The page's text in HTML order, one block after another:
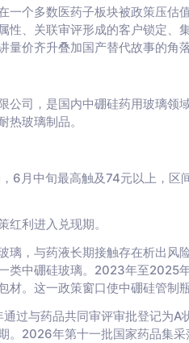
一个多数医药子板块被政策压估
性、关联审评形成的客户锁定、
价齐升叠加国产替代故事的角落
公司，是国内中硼硅药用玻璃领
热玻璃制品。
6月中旬最高触及74元以上，区
利进入兑现期。
璃，与药液长期接触存在析出风
类中硼硅玻璃。2023年至2025
材。这一政策窗口使中硼硅管制
过与药品共同审评审批登记为
。2026年第十一批国家药品集